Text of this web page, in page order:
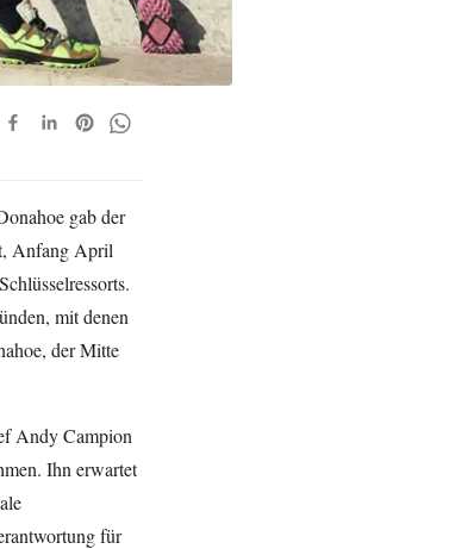
gab der
Anfang April
mit denen
der Mitte
Andy Campion
Ihn erwartet
für